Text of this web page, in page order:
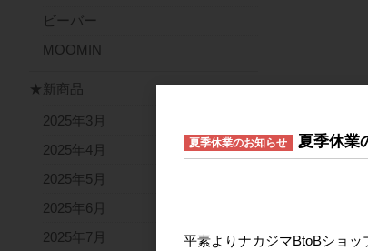
ビーバー
MOOMIN
★新商品
2025年3月
2025年4月
2025年5月
2025年6月
2025年7月
夏季休業のお知らせ 夏季休業
平素よりナカジマBtoBショッ